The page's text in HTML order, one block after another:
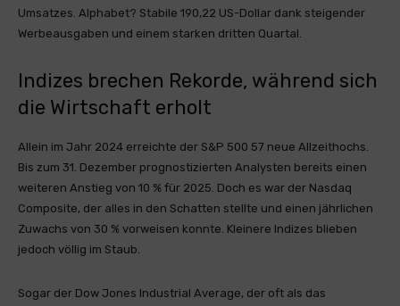
Umsatzes. Alphabet? Stabile 190,22 US-Dollar dank steigender
Werbeausgaben und einem starken dritten Quartal.
Indizes brechen Rekorde, während sich
die Wirtschaft erholt
Allein im Jahr 2024 erreichte der S&P 500 57 neue Allzeithochs.
Bis zum 31. Dezember prognostizierten Analysten bereits einen
weiteren Anstieg von 10 % für 2025. Doch es war der Nasdaq
Composite, der alles in den Schatten stellte und einen jährlichen
Zuwachs von 30 % vorweisen konnte. Kleinere Indizes blieben
jedoch völlig im Staub.
Sogar der Dow Jones Industrial Average, der oft als das